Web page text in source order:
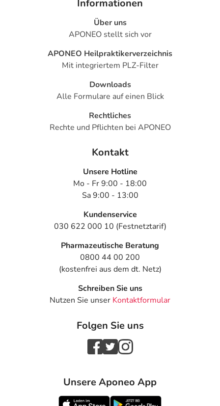
Informationen
Über uns
APONEO stellt sich vor
APONEO Heilpraktikerverzeichnis
Mit integriertem PLZ-Filter
Downloads
Alle Formulare auf einen Blick
Rechtliches
Rechte und Pflichten bei APONEO
Kontakt
Unsere Hotline
Mo - Fr 9:00 - 18:00
Sa 9:00 - 13:00
Kundenservice
030 622 000 10 (Festnetztarif)
Pharmazeutische Beratung
0800 44 00 200
(kostenfrei aus dem dt. Netz)
Schreiben Sie uns
Nutzen Sie unser Kontaktformular
Folgen Sie uns
Unsere Aponeo App